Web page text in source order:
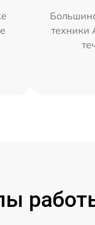
техники